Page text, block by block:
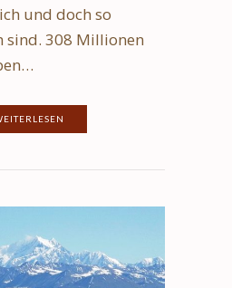
und doch so
sind. 308 Millionen